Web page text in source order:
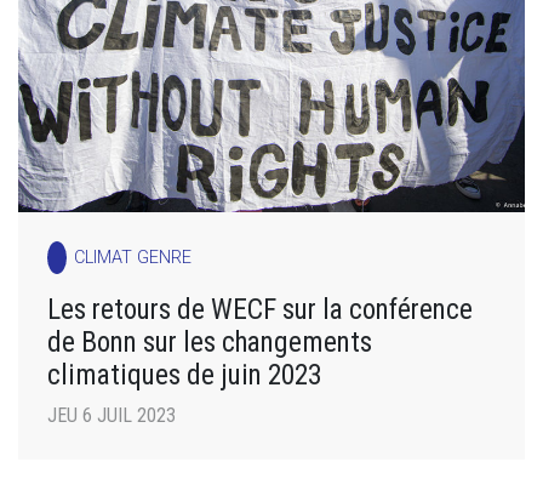
CLIMAT GENRE
Les retours de WECF sur la conférence
de Bonn sur les changements
climatiques de juin 2023
JEU 6 JUIL 2023